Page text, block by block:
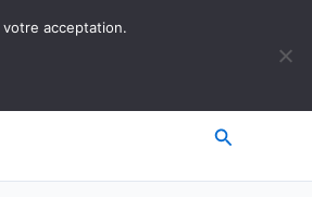
acceptation.